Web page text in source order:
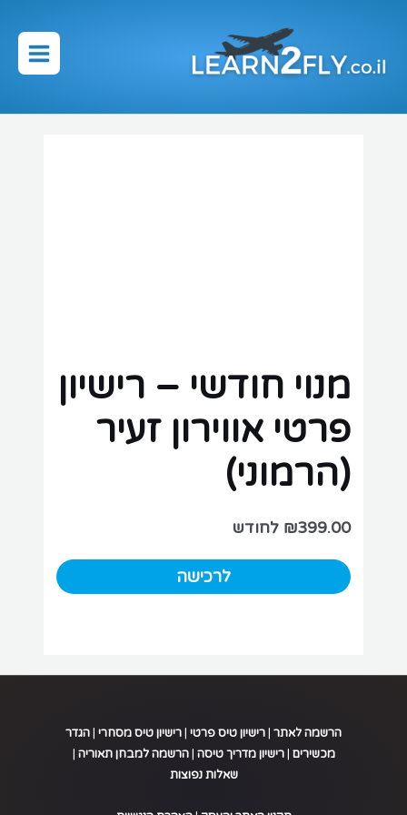
Main
מנוי חודשי – רישיון
פרטי אווירון זעיר
(הרמוני)
₪399.00 לחודש
מנוי
חודשי
אווירון
(הרמוני)
quantity
לרכישה
הרשמה לאתר | רישיון טיס פרטי | רישיון טיס מסחרי | הגדר
מכשירים |רישיון מדריך טיסה |הרשמה למבחן תאוריה |
שאלות נפוצות